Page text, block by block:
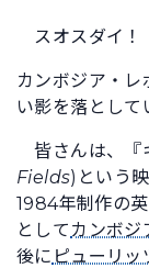
スオスダイ！
カンボジア・
い影を落として
皆さんは、『
Fields)という
1984年制作の英
として カンボジ
後に ピューリッ